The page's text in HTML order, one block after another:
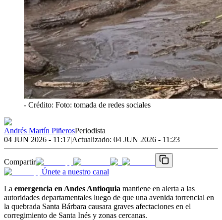
- Crédito: Foto: tomada de redes sociales
Andrés Martín PiñerosPeriodista
04 JUN 2026 - 11:17|Actualizado: 04 JUN 2026 - 11:23
Compartir
Únete a nuestro canal
La emergencia en Andes Antioquia mantiene en alerta a las
autoridades departamentales luego de que una avenida torrencial en
la quebrada Santa Bárbara causara graves afectaciones en el
corregimiento de Santa Inés y zonas cercanas.